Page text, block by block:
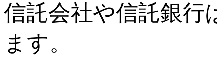
信託会社や信託銀行
ます。